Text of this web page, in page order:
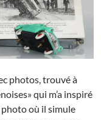
photos, trouvé à
qui m’a inspiré
photo où il simule